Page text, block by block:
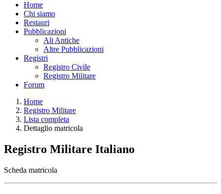
Home
Chi siamo
Restauri
Pubblicazioni
Ali Antiche
Altre Pubblicazioni
Registri
Registro Civile
Registro Militare
Forum
Home
Registro Militare
Lista completa
Dettaglio matricola
Registro Militare Italiano
Scheda matricola